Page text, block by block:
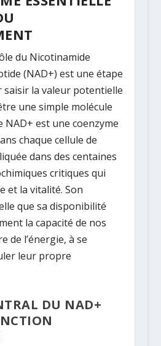
du Nicotinamide
(NAD+) est une étape
la valeur potentielle
une simple molécule
NAD+ est une coenzyme
chaque cellule de
dans des centaines
critiques qui
et la vitalité. Son
que sa disponibilité
la capacité de nos
de l’énergie, à se
leur propre
DU NAD+